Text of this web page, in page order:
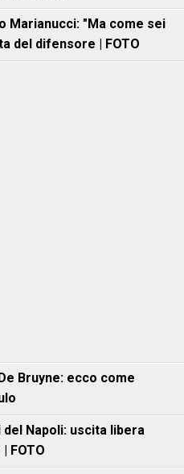
Marianucci: "Ma come sei
del difensore | FOTO
Bruyne: ecco come
Napoli: uscita libera
FOTO